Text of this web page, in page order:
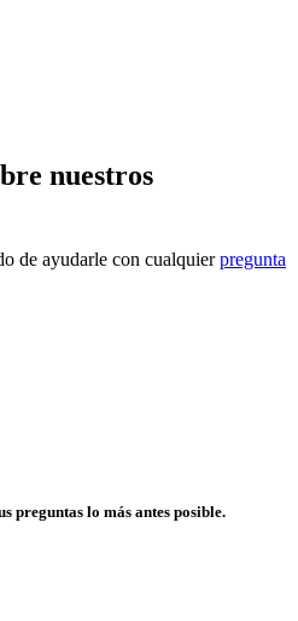
nuestros
de ayudarle con cualquierpregunta
preguntas lo más antes posible.